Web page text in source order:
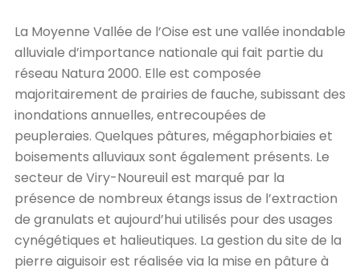
La Moyenne Vallée de l’Oise est une vallée inondable
alluviale d’importance nationale qui fait partie du
réseau Natura 2000. Elle est composée
majoritairement de prairies de fauche, subissant des
inondations annuelles, entrecoupées de
peupleraies. Quelques pâtures, mégaphorbiaies et
boisements alluviaux sont également présents. Le
secteur de Viry-Noureuil est marqué par la
présence de nombreux étangs issus de l’extraction
de granulats et aujourd’hui utilisés pour des usages
cynégétiques et halieutiques. La gestion du site de la
pierre aiguisoir est réalisée via la mise en pâture à